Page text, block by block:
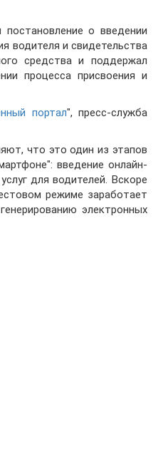
о введении
водителя и свидетельства
средства и поддержал
процесса присвоения и
портал", пресс-служба
что это один из этапов
введение онлайн-
для водителей. Вскоре
режиме заработает
электронных